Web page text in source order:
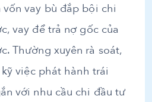
vay bù đắp bội chi
vay để trả nợ gốc của
Thường xuyên rà soát,
việc phát hành trái
với nhu cầu chi đầu tư